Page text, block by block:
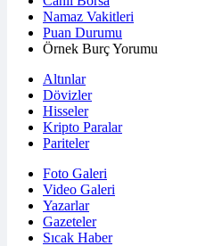
Namaz Vakitleri
Puan Durumu
Örnek Burç Yorumu
Altınlar
Dövizler
Hisseler
Kripto Paralar
Pariteler
Foto Galeri
Video Galeri
Yazarlar
Gazeteler
Sıcak Haber